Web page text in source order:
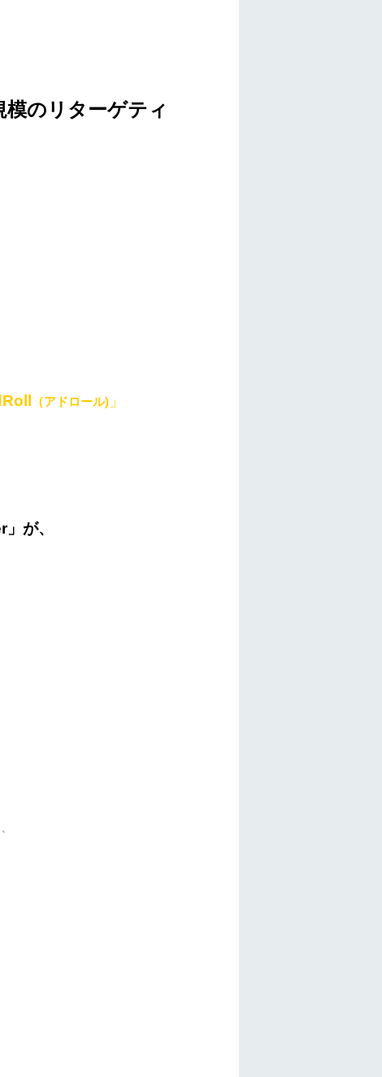
模のリターゲティ
（アドロール) 」
が、